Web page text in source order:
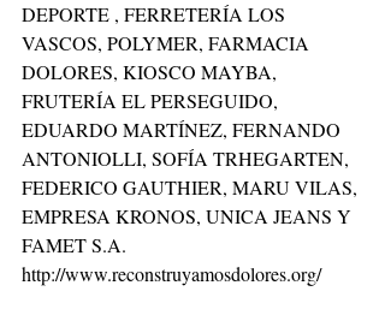
DEPORTE , FERRETERÍA LOS
VASCOS, POLYMER, FARMACIA
DOLORES, KIOSCO MAYBA,
FRUTERÍA EL PERSEGUIDO,
EDUARDO MARTÍNEZ, FERNANDO
ANTONIOLLI, SOFÍA TRHEGARTEN,
FEDERICO GAUTHIER, MARU VILAS,
EMPRESA KRONOS, UNICA JEANS Y
FAMET S.A.
http://www.reconstruyamosdolores.org/